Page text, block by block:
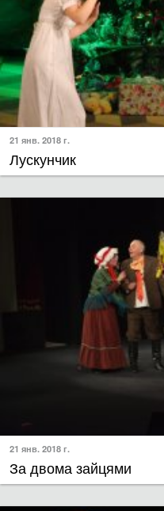
21 янв. 2018 г.
Лускунчик
21 янв. 2018 г.
За двома зайцями